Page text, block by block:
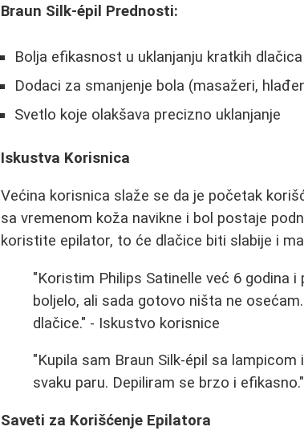
Braun Silk-épil Prednosti:
Bolja efikasnost u uklanjanju kratkih dlačica
Dodaci za smanjenje bola (masažeri,
Svetlo koje olakšava precizno uklanjanje
Iskustva Korisnica
Većina korisnica slaže se da je početak
sa vremenom koža navikne i bol postaje
koristite epilator, to će dlačice biti slabije i
"Koristim Philips Satinelle već 6 godina
boljelo, ali sada gotovo ništa ne
dlačice." - Iskustvo korisnice
"Kupila sam Braun Silk-épil sa
svaku paru. Depiliram se brzo i
Saveti za Korišćenje Epilatora